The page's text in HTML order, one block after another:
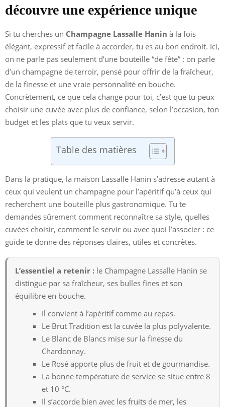
découvre une expérience unique
Si tu cherches un Champagne Lassalle Hanin à la fois
élégant, expressif et facile à accorder, tu es au bon endroit. Ici,
on ne parle pas seulement d’une bouteille “de fête” : on parle
d’un champagne de terroir, pensé pour offrir de la fraîcheur,
de la finesse et une vraie personnalité en bouche.
Concrètement, ce que cela change pour toi, c’est que tu peux
choisir une cuvée avec plus de confiance, selon l’occasion, ton
budget et les plats que tu veux servir.
Table des matières
Dans la pratique, la maison Lassalle Hanin s’adresse autant à
ceux qui veulent un champagne pour l’apéritif qu’à ceux qui
recherchent une bouteille plus gastronomique. Tu te
demandes sûrement comment reconnaître sa style, quelles
cuvées choisir, comment le servir ou avec quoi l’associer : ce
guide te donne des réponses claires, utiles et concrètes.
L’essentiel a retenir : le Champagne Lassalle Hanin se
distingue par sa fraîcheur, ses bulles fines et son
équilibre en bouche.
Il convient à l’apéritif comme au repas.
Le Brut Tradition est la cuvée la plus polyvalente.
Le Blanc de Blancs mise sur la finesse du
Chardonnay.
Le Rosé apporte plus de fruit et de gourmandise.
La bonne température de service se situe entre 8
et 10 °C.
Il s’accorde bien avec les fruits de mer, les